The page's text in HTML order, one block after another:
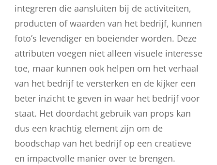
integreren die aansluiten bij de activiteiten,
producten of waarden van het bedrijf, kunnen
foto’s levendiger en boeiender worden. Deze
attributen voegen niet alleen visuele interesse
toe, maar kunnen ook helpen om het verhaal
van het bedrijf te versterken en de kijker een
beter inzicht te geven in waar het bedrijf voor
staat. Het doordacht gebruik van props kan
dus een krachtig element zijn om de
boodschap van het bedrijf op een creatieve
en impactvolle manier over te brengen.